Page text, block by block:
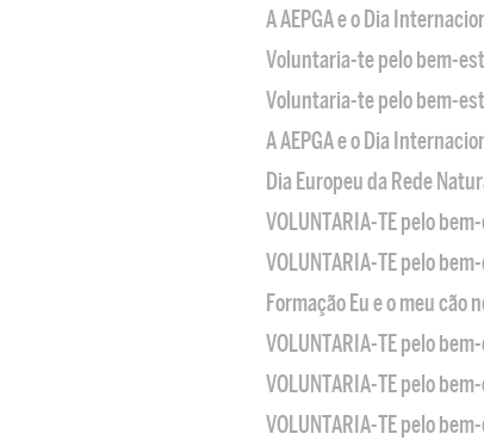
A AEPGA e o Dia
Voluntaria-te pelo bem-
Voluntaria-te pelo bem-
A AEPGA e o Dia
Dia Europeu da Rede
VOLUNTARIA-TE pelo
VOLUNTARIA-TE pelo
Formação Eu e o meu cão
VOLUNTARIA-TE pelo
VOLUNTARIA-TE pelo
VOLUNTARIA-TE pelo